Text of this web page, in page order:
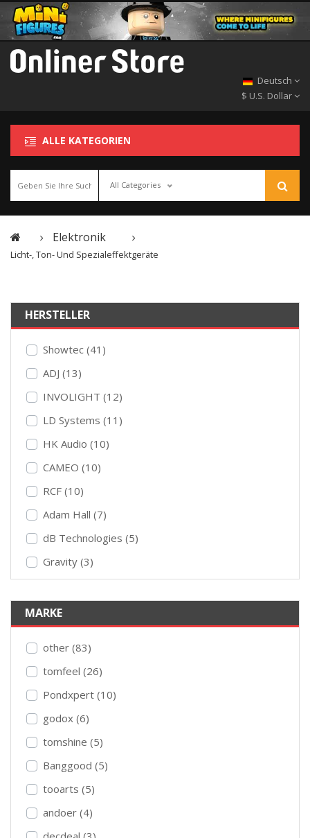
Deutsch
$ U.S. Dollar
ALLE KATEGORIEN
All Categories
Elektronik
Licht-, Ton- Und Spezialeffektgeräte
HERSTELLER
Showtec (41)
ADJ (13)
INVOLIGHT (12)
LD Systems (11)
HK Audio (10)
CAMEO (10)
RCF (10)
Adam Hall (7)
dB Technologies (5)
Gravity (3)
MARKE
other (83)
tomfeel (26)
Pondxpert (10)
godox (6)
tomshine (5)
Banggood (5)
tooarts (5)
andoer (4)